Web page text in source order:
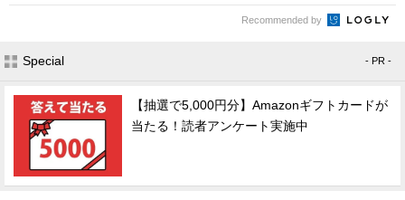
Recommended by
Special - PR -
【抽選で5,000円分】Amazonギフトカードが
当たる！読者アンケート実施中